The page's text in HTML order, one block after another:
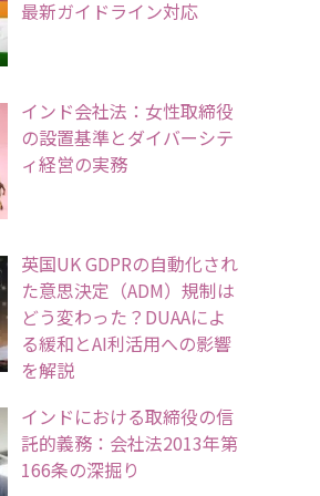
最新ガイドライン対応
インド会社法：女性取締役
の設置基準とダイバーシテ
ィ経営の実務
英国UK GDPRの自動化され
た意思決定（ADM）規制は
どう変わった？DUAAによ
る緩和とAI利活用への影響
を解説
インドにおける取締役の信
託的義務：会社法2013年第
166条の深掘り